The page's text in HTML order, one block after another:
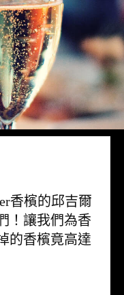
香檳的邱吉爾
！讓我們為香
的香檳竟高達